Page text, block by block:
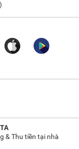
& Thu tiền tại nhà